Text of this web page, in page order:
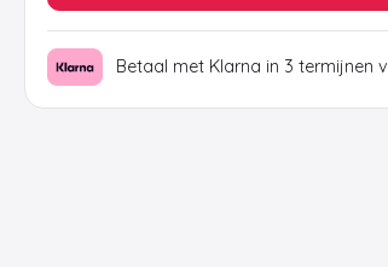
Betaal met Klarna in 3 termijnen